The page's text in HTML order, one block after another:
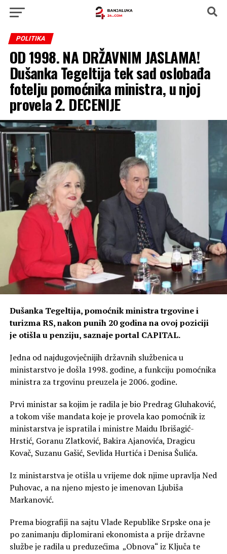
POLITIKA
OD 1998. NA DRŽAVNIM JASLAMA!
Dušanka Tegeltija tek sad oslobađa
fotelju pomoćnika ministra, u njoj
provela 2. DECENIJE
Dušanka Tegeltija, pomoćnik ministra trgovine i
turizma RS, nakon punih 20 godina na ovoj poziciji
je otišla u penziju, saznaje portal CAPITAL.
Jedna od najdugovječnijih državnih službenica u
ministarstvo je došla 1998. godine, a funkciju pomoćnika
ministra za trgovinu preuzela je 2006. godine.
Prvi ministar sa kojim je radila je bio Predrag Gluhaković,
a tokom više mandata koje je provela kao pomoćnik iz
ministarstva je ispratila i ministre Maidu Ibrišagić-
Hrstić, Goranu Zlatković, Bakira Ajanovića, Dragicu
Kovač, Suzanu Gašić, Sevlida Hurtića i Denisa Šulića.
Iz ministarstva je otišla u vrijeme dok njime upravlja Ned
Puhovac, a na njeno mjesto je imenovan Ljubiša
Markanović.
Prema biografiji na sajtu Vlade Republike Srpske ona je
po zanimanju diplomirani ekonomista a prije državne
službe je radila u preduzećima „Obnova“ iz Ključa te